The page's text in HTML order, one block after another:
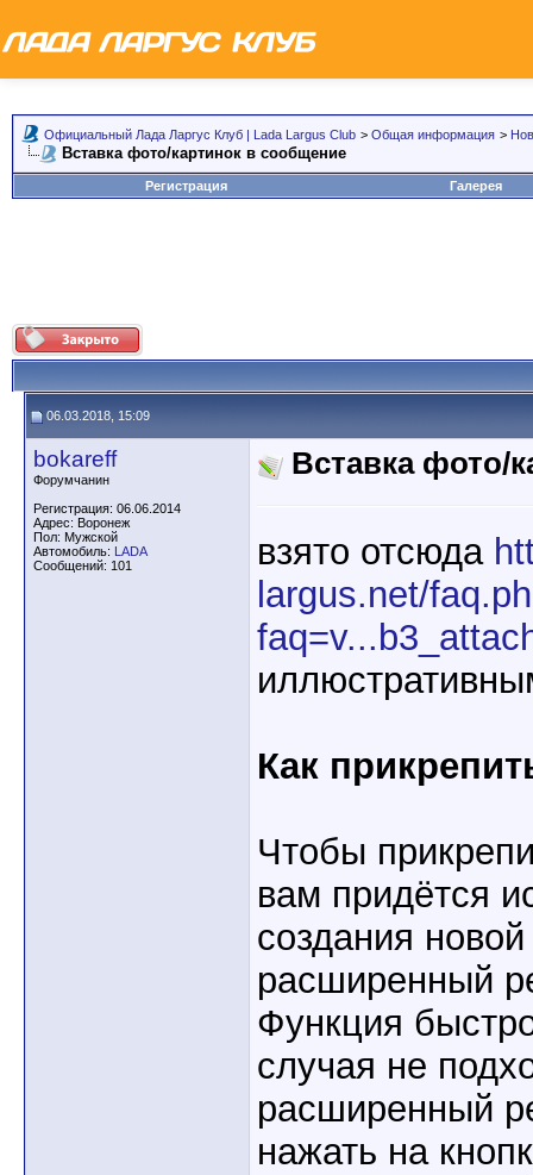
Официальный Лада Ларгус Клуб | Lada Largus Club > Общая информация >
Вставка фото/картинок в сообщение
Регистрация Галерея
06.03.2018, 15:09
bokareff
Форумчанин
Регистрация: 06.06.2014
Адрес: Воронеж
Пол: Мужской
Автомобиль: LADA
Сообщений: 101
Вставка фото/
взято отсюда
largus.net/
Как
Чтобы
вам придётся
создания
расширенный
Функция
случая не
расширенный
нажать на